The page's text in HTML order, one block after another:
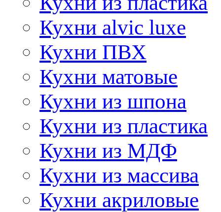
Кухни alvic luxe
Кухни ПВХ
Кухни матовые
Кухни из шпона
Кухни из пластика
Кухни из МДФ
Кухни из массива
Кухни акриловые